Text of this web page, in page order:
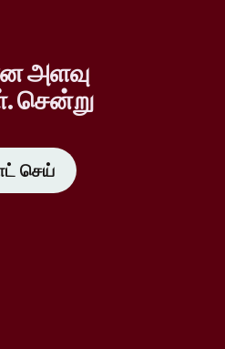
அளவு
சென்று
செய்